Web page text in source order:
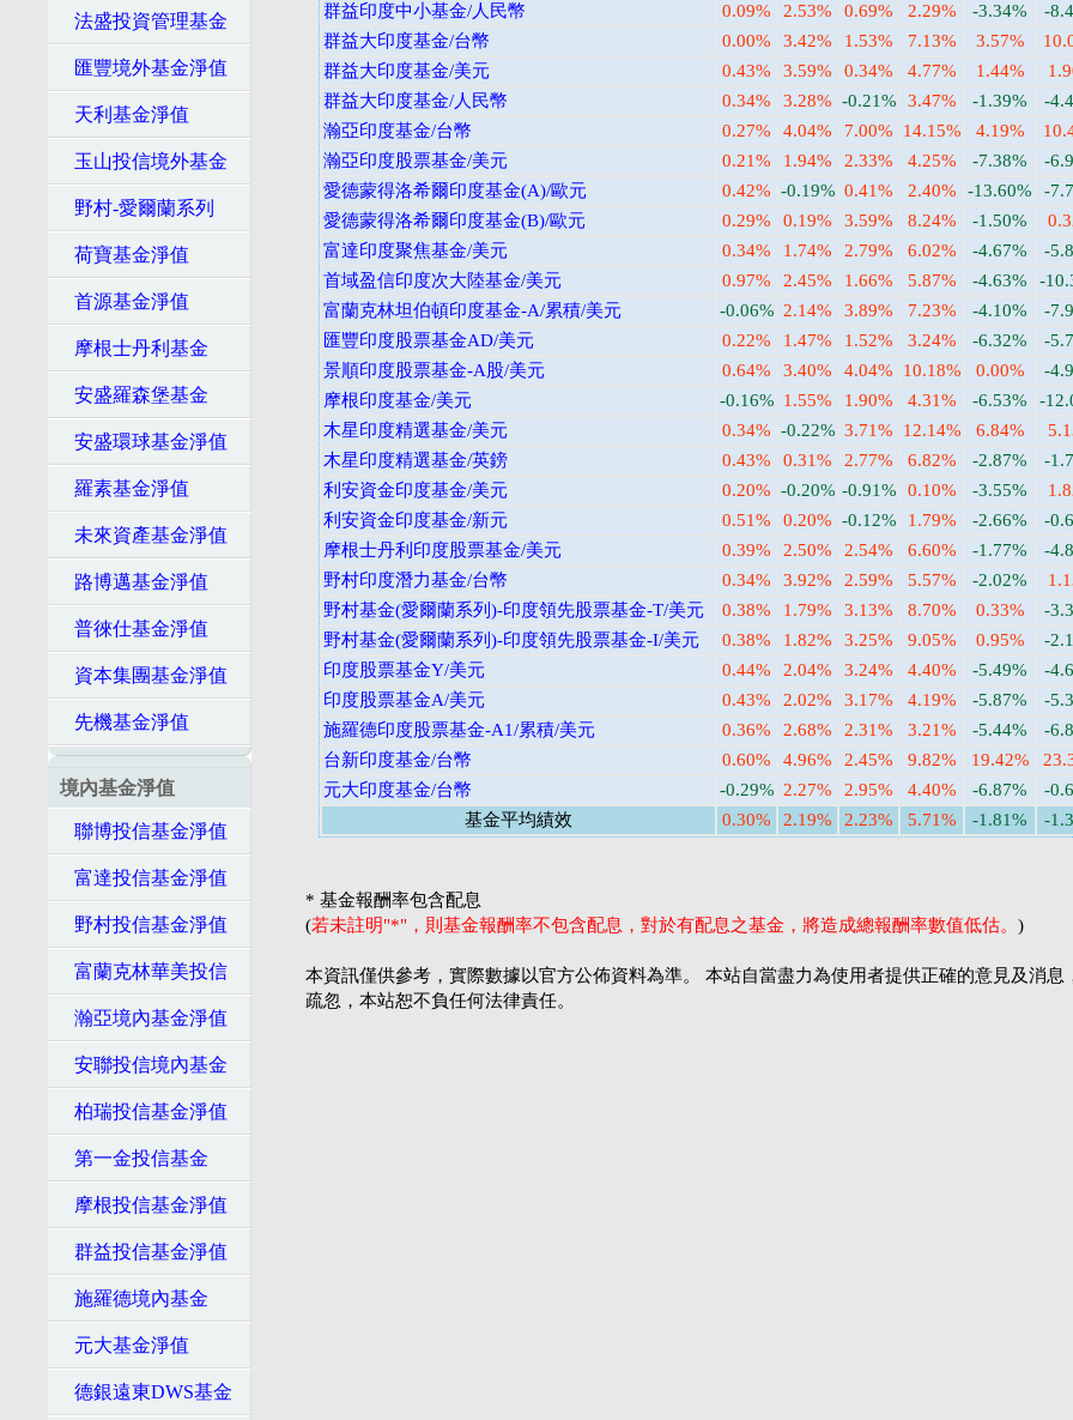
法盛投資管理基金
匯豐境外基金淨值
天利基金淨值
玉山投信境外基金
野村-愛爾蘭系列
荷寶基金淨值
首源基金淨值
摩根士丹利基金
安盛羅森堡基金
安盛環球基金淨值
羅素基金淨值
未來資產基金淨值
路博邁基金淨值
普徠仕基金淨值
資本集團基金淨值
先機基金淨值
境內基金淨值
聯博投信基金淨值
富達投信基金淨值
野村投信基金淨值
富蘭克林華美投信
瀚亞境內基金淨值
安聯投信境內基金
柏瑞投信基金淨值
第一金投信基金
摩根投信基金淨值
群益投信基金淨值
施羅德境內基金
元大基金淨值
德銀遠東DWS基金
群益印度中小基金/人民幣
0.09% 2.53% 0.69% 2.29% -3.34%
-
群益大印度基金/台幣
0.00% 3.42% 1.53% 7.13% 3.57%
群益大印度基金/美元
0.43% 3.59% 0.34% 4.77% 1.44%
群益大印度基金/人民幣
0.34% 3.28% -0.21% 3.47% -1.39%
-
瀚亞印度基金/台幣
0.27% 4.04% 7.00% 14.15% 4.19%
瀚亞印度股票基金/美元
0.21% 1.94% 2.33% 4.25% -7.38%
-
愛德蒙得洛希爾印度基金(A)/歐元
0.42% -0.19% 0.41% 2.40% -13.60%
-
愛德蒙得洛希爾印度基金(B)/歐元
0.29% 0.19% 3.59% 8.24% -1.50%
富達印度聚焦基金/美元
0.34% 1.74% 2.79% 6.02% -4.67%
-
首域盈信印度次大陸基金/美元
0.97% 2.45% 1.66% 5.87% -4.63%
-
富蘭克林坦伯頓印度基金-A/累積/美元
-0.06% 2.14% 3.89% 7.23% -4.10%
-
匯豐印度股票基金AD/美元
0.22% 1.47% 1.52% 3.24% -6.32%
-
景順印度股票基金-A股/美元
0.64% 3.40% 4.04% 10.18% 0.00%
-
摩根印度基金/美元
-0.16% 1.55% 1.90% 4.31% -6.53%
-
木星印度精選基金/美元
0.34% -0.22% 3.71% 12.14% 6.84%
木星印度精選基金/英鎊
0.43% 0.31% 2.77% 6.82% -2.87%
-
利安資金印度基金/美元
0.20% -0.20% -0.91% 0.10% -3.55%
利安資金印度基金/新元
0.51% 0.20% -0.12% 1.79% -2.66%
-
摩根士丹利印度股票基金/美元
0.39% 2.50% 2.54% 6.60% -1.77%
-
野村印度潛力基金/台幣
0.34% 3.92% 2.59% 5.57% -2.02%
野村基金(愛爾蘭系列)-印度領先股票基金-T/美元
0.38% 1.79% 3.13% 8.70% 0.33%
-
野村基金(愛爾蘭系列)-印度領先股票基金-I/美元
0.38% 1.82% 3.25% 9.05% 0.95%
-
印度股票基金Y/美元
0.44% 2.04% 3.24% 4.40% -5.49%
-
印度股票基金A/美元
0.43% 2.02% 3.17% 4.19% -5.87%
-
施羅德印度股票基金-A1/累積/美元
0.36% 2.68% 2.31% 3.21% -5.44%
-
台新印度基金/台幣
0.60% 4.96% 2.45% 9.82% 19.42%
元大印度基金/台幣
-0.29% 2.27% 2.95% 4.40% -6.87%
-
基金平均績效
0.30% 2.19% 2.23% 5.71% -1.81% -
* 基金報酬率包含配息
(若未註明"*"，則基金報酬率不包含配息，對於有配息之基金，將造成總報酬率數值低估。 )
本資訊僅供參考，實際數據以官方公佈資料為準。 本站自當盡力為使用者提供正確的意見及消息
疏忽，本站恕不負任何法律責任。